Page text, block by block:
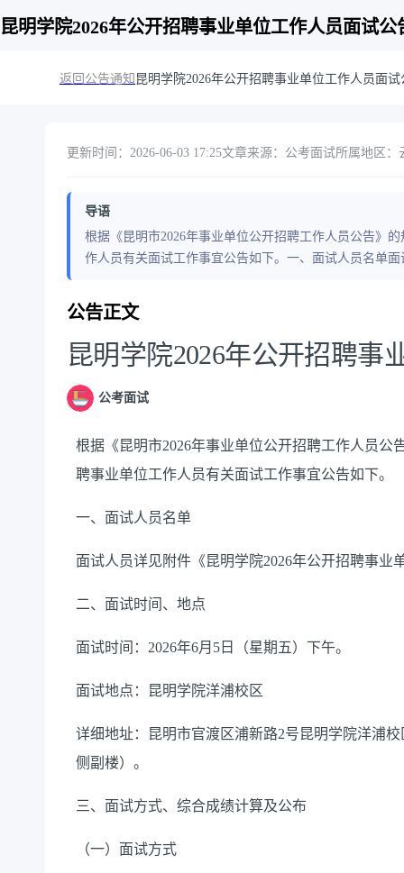
昆明学院2026年公开招聘事业单位工作人员面试公
返回公告通知 昆明学院2026年公开招聘事业单位工作人员面试
更新时间：2026-06-03 17:25文章来源：公考面试所属地区：
导语
根据《昆明市2026年事业单位公开招聘工作人员公告》
作人员有关面试工作事宜公告如下。一、面试人员名单
公告正文
昆明学院2026年公开招聘事
公考面试
根据《昆明市2026年事业单位公开招聘工作人员公
聘事业单位工作人员有关面试工作事宜公告如下。
一、面试人员名单
面试人员详见附件《昆明学院2026年公开招聘事业
二、面试时间、地点
面试时间：2026年6月5日（星期五）下午。
面试地点：昆明学院洋浦校区
详细地址：昆明市官渡区浦新路2号昆明学院洋浦
侧副楼）。
三、面试方式、综合成绩计算及公布
（一）面试方式